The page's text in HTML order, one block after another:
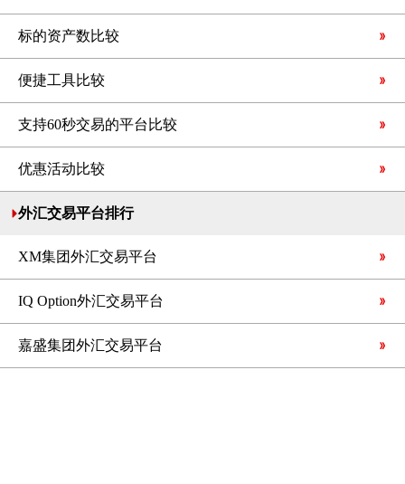
标的资产数比较
便捷工具比较
支持60秒交易的平台比较
优惠活动比较
外汇交易平台排行
XM集团外汇交易平台
IQ Option外汇交易平台
嘉盛集团外汇交易平台